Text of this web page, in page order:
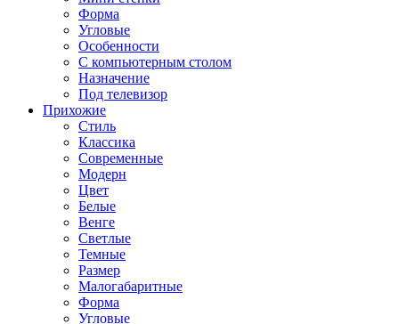
Форма
Угловые
Особенности
С компьютерным столом
Назначение
Под телевизор
Прихожие
Стиль
Классика
Современные
Модерн
Цвет
Белые
Венге
Светлые
Темные
Размер
Малогабаритные
Форма
Угловые